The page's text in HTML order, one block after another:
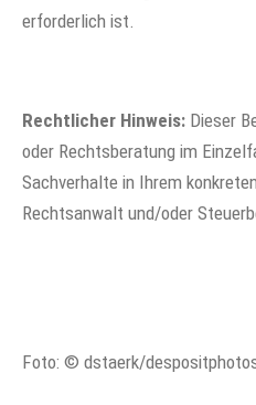
erforderlich ist.
Rechtlicher Hinweis: Dieser
oder Rechtsberatung im
Sachverhalte in Ihrem
Rechtsanwalt und/oder
Foto: © dstaerk/